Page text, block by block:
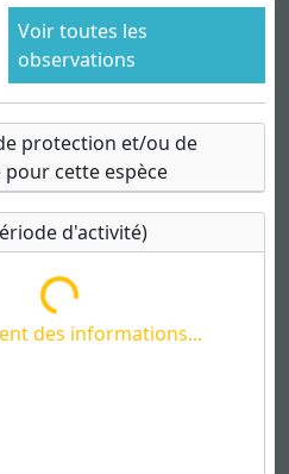
Voir toutes les
observations
protection et/ou de
cette espèce
d'activité)
des informations...